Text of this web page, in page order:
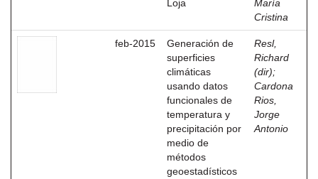
Loja
María
Cristina
feb-2015
Generación de
superficies
climáticas
usando datos
funcionales de
temperatura y
precipitación por
medio de
métodos
geoestadísticos
Resl,
Richard
(dir);
Cardona
Rios,
Jorge
Antonio